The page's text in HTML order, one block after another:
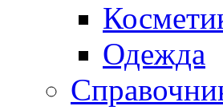
Одежда